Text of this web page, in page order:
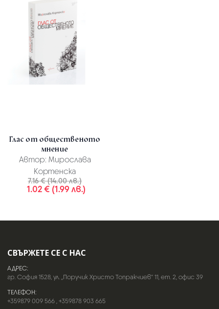
Глас от общественото
мнение
Автор: Мирослава
Кортенска
7.16 € (14.00 лв.)
1.02 € (1.99 лв.)
СВЪРЖЕТЕ СЕ С НАС
АДРЕС:
гр. София 1528, ул. „Поручик Христо Топракчиев“ 11, ет. 2, офис 39
ТЕЛЕФОН:
+359879 009 566,+359878 903 665